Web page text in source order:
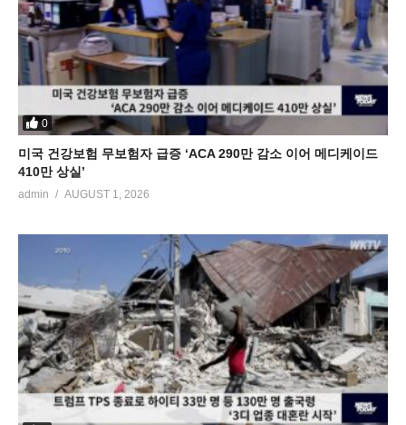
0
미국 건강보험 무보험자 급증 ‘ACA 290만 감소 이어 메디케이드
410만 상실’
admin AUGUST 1, 2026